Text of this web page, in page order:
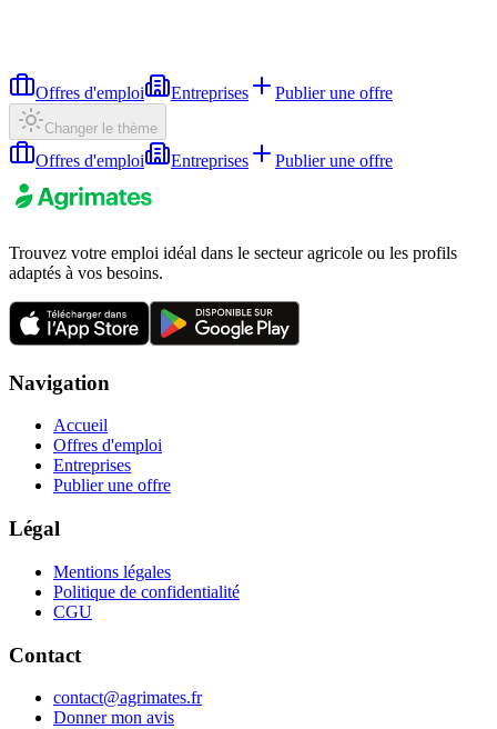
Offres d'emploi Entreprises Publier une offre
Changer le thème
Offres d'emploi Entreprises Publier une offre
Trouvez votre emploi idéal dans le secteur agricole ou les profils
adaptés à vos besoins.
Navigation
Accueil
Offres d'emploi
Entreprises
Publier une offre
Légal
Mentions légales
Politique de confidentialité
CGU
Contact
contact@agrimates.fr
Donner mon avis